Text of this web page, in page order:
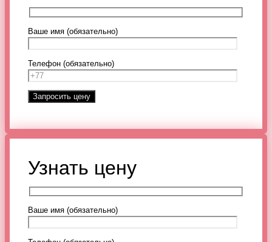
Ваше имя (обязательно)
Телефон (обязательно)
Узнать цену
Ваше имя (обязательно)